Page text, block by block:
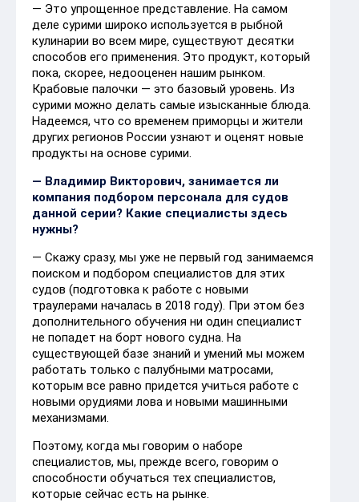
— Это упрощенное представление. На самом
деле сурими широко используется в рыбной
кулинарии во всем мире, существуют десятки
способов его применения. Это продукт, который
пока, скорее, недооценен нашим рынком.
Крабовые палочки — это базовый уровень. Из
сурими можно делать самые изысканные блюда.
Надеемся, что со временем приморцы и жители
других регионов России узнают и оценят новые
продукты на основе сурими.
— Владимир Викторович, занимается ли
компания подбором персонала для судов
данной серии? Какие специалисты здесь
нужны?
— Скажу сразу, мы уже не первый год занимаемся
поиском и подбором специалистов для этих
судов (подготовка к работе с новыми
траулерами началась в 2018 году). При этом без
дополнительного обучения ни один специалист
не попадет на борт нового судна. На
существующей базе знаний и умений мы можем
работать только с палубными матросами,
которым все равно придется учиться работе с
новыми орудиями лова и новыми машинными
механизмами.
Поэтому, когда мы говорим о наборе
специалистов, мы, прежде всего, говорим о
способности обучаться тех специалистов,
которые сейчас есть на рынке.